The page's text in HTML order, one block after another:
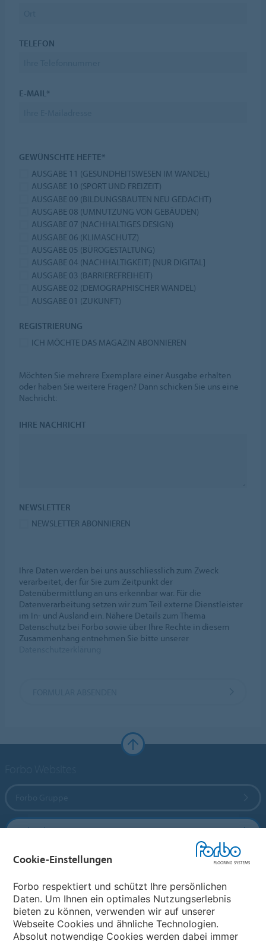
TELEFON
E-MAIL*
GEWÜNSCHTE HEFTE*
AUSGABE 11 (GESUNDHEITSWESEN IM WANDEL)
AUSGABE 10 (SPORT UND FREIZEIT)
AUSGABE 09 (BILDUNGSBAUTEN NEU GEDACHT)
AUSGABE 08 (UMNUTZUNG VON GEBÄUDEN)
AUSGABE 07 (NACHHALTIGES DESIGN)
AUSGABE 06 (KLIMASCHUTZ)
AUSGABE 05 (BÜROGESTALTUNG)
AUSGABE 04 (NACHHALTIGKEIT) [NUR DIGITAL]
AUSGABE 03 (BARRIEREFREIHEIT)
AUSGABE 02 (DEMOGRAPHISCHER WANDEL)
AUSGABE 01 (ZUKUNFT)
REGISTRIERUNG
ICH MÖCHTE DAS MAGAZIN ABONNIEREN
Möchten Sie mehrere Exemplare einer Ausgabe erhalten
oder haben Sie weitere Fragen? Dann schicken Sie uns eine
Nachricht:
IHRE NACHRICHT
NEWSLETTER
NEWSLETTER ABONNIEREN
Ihre Daten werden bei uns ausschliesslich zum Zweck
verarbeitet, der für Sie zum Zeitpunkt der
Datenübermittlung an uns erkennbar war. Für die
Datenverarbeitung setzen wir zum Teil externe Dienstleister
im In- und Ausland ein. Nähere Details zum Thema
Datenschutz bei Forbo sowie über Ihre Rechte in diesem
Zusammenhang entnehmen Sie bitte unserer
Forbo Flooring Systems
Forbo Movement Systems
Land auswählen
Cookie-Einstellungen
Forbo respektiert und schützt Ihre persönlichen
Daten. Um Ihnen ein optimales Nutzungserlebnis
bieten zu können, verwenden wir auf unserer
Webseite Cookies und ähnliche Technologien.
Absolut notwendige Cookies werden dabei immer